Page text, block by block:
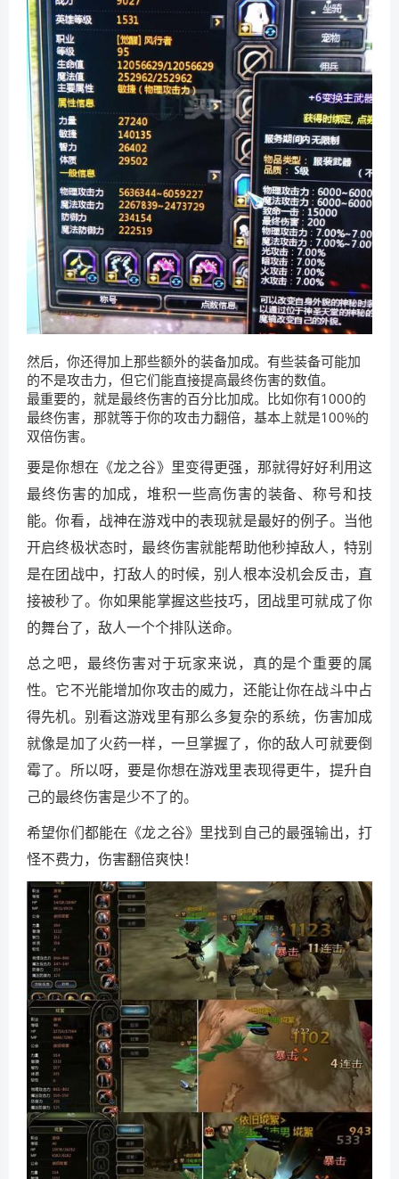
然后，你还得加上那些额外的装备加成。有些装备可能加
的不是攻击力，但它们能直接提高最终伤害的数值。
最重要的，就是最终伤害的百分比加成。比如你有1000的
最终伤害，那就等于你的攻击力翻倍，基本上就是100%的
双倍伤害。
要是你想在《龙之谷》里变得更强，那就得好好利用这
最终伤害的加成，堆积一些高伤害的装备、称号和技
能。你看，战神在游戏中的表现就是最好的例子。当他
开启终极状态时，最终伤害就能帮助他秒掉敌人，特别
是在团战中，打敌人的时候，别人根本没机会反击，直
接被秒了。你如果能掌握这些技巧，团战里可就成了你
的舞台了，敌人一个个排队送命。
总之吧，最终伤害对于玩家来说，真的是个重要的属
性。它不光能增加你攻击的威力，还能让你在战斗中占
得先机。别看这游戏里有那么多复杂的系统，伤害加成
就像是加了火药一样，一旦掌握了，你的敌人可就要倒
霉了。所以呀，要是你想在游戏里表现得更牛，提升自
己的最终伤害是少不了的。
希望你们都能在《龙之谷》里找到自己的最强输出，打
怪不费力，伤害翻倍爽快！